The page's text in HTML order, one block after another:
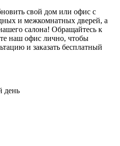
свой дом или офис с
и межкомнатных дверей, а
салона! Обращайтесь к
наш офис лично, чтобы
и заказать бесплатный
день